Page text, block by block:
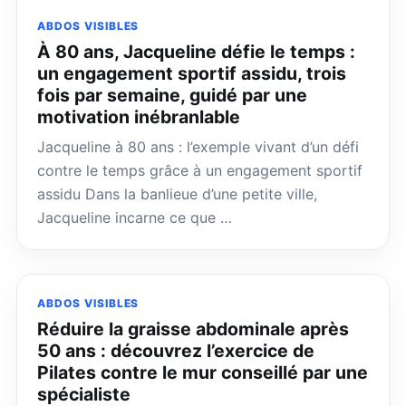
ABDOS VISIBLES
À 80 ans, Jacqueline défie le temps :
un engagement sportif assidu, trois
fois par semaine, guidé par une
motivation inébranlable
Jacqueline à 80 ans : l’exemple vivant d’un défi
contre le temps grâce à un engagement sportif
assidu Dans la banlieue d’une petite ville,
Jacqueline incarne ce que …
ABDOS VISIBLES
Réduire la graisse abdominale après
50 ans : découvrez l’exercice de
Pilates contre le mur conseillé par une
spécialiste